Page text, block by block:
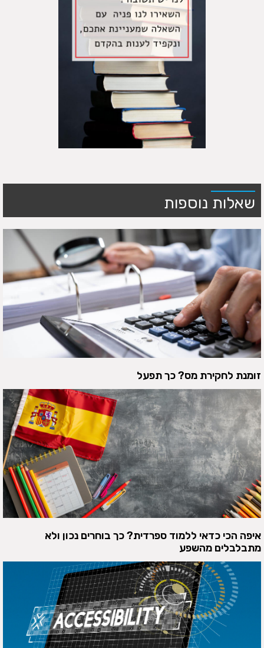
שאלות נוספות
זומנת לחקירת מס? כך תפעל
איפה הכי כדאי ללמוד ספרדית? כך בוחרים נכון ולא
מתבלבלים מהשפע